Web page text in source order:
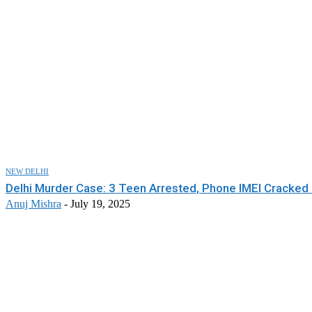
NEW DELHI
Delhi Murder Case: 3 Teen Arrested, Phone IMEI Cracked
Anuj Mishra - July 19, 2025